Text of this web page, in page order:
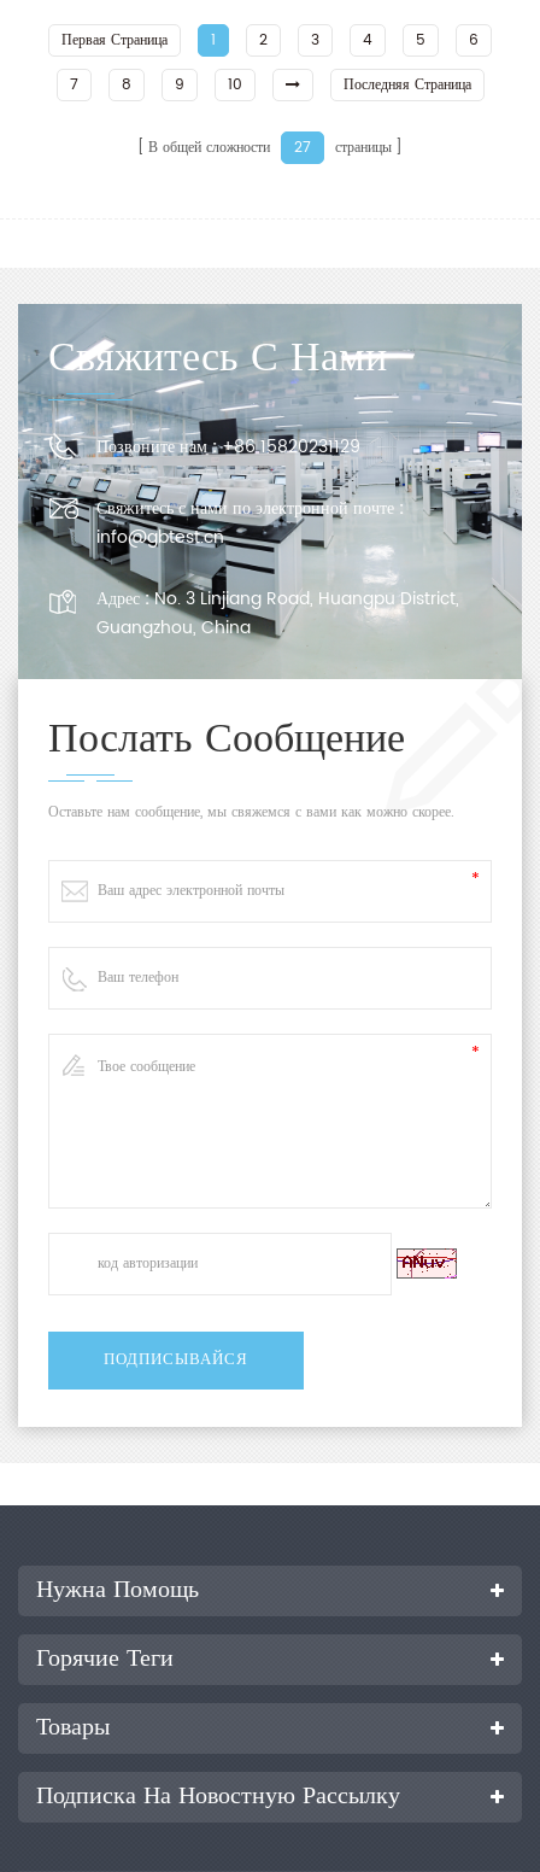
Первая Страница 1 2 3 4 5
6
7
8 9 10 Последняя Страница
В общей сложности 27 страницы
Свяжитесь С Нами
Позвоните нам :+86 15820231129
Свяжитесь с нами по электронной почте :
info@gbtest.cn
Адрес :No. 3 Linjiang Road, Huangpu District,
Guangzhou, China
Послать Сообщение
Оставьте нам сообщение, мы свяжемся с вами как можно скорее.
Нужна Помощь
Горячие Теги
Товары
Подписка На Новостную Рассылку